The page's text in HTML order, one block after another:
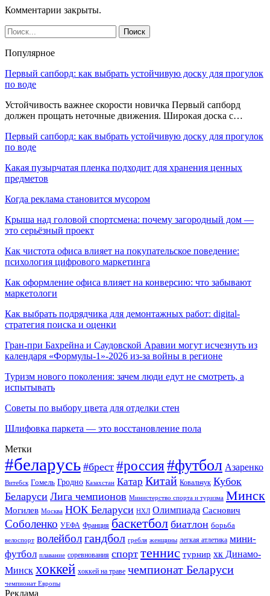
Комментарии закрыты.
Популярное
Первый сапборд: как выбрать устойчивую доску для прогулок
по воде
Устойчивость важнее скорости новичка Первый сапборд
должен прощать неточные движения. Широкая доска с…
Первый сапборд: как выбрать устойчивую доску для прогулок
по воде
Какая пузырчатая пленка подходит для хранения ценных
предметов
Когда реклама становится мусором
Крыша над головой спортсмена: почему загородный дом —
это серьёзный проект
Как чистота офиса влияет на покупательское поведение:
психология цифрового маркетинга
Как оформление офиса влияет на конверсию: что забывают
маркетологи
Как выбрать подрядчика для демонтажных работ: digital-
стратегия поиска и оценки
Гран-при Бахрейна и Саудовской Аравии могут исчезнуть из
календаря «Формулы-1»-2026 из-за войны в регионе
Туризм нового поколения: зачем люди едут не смотреть, а
испытывать
Советы по выбору цвета для отделки стен
Шлифовка паркета — это восстановление пола
Метки
#беларусь #брест #россия#футбол Азаренко
Витебск Гомель Гродно Казахстан Катар Китай Ковальчук Кубок
Беларуси Лига чемпионов Министерство спорта и туризма Минск
Могилев Москва НОК Беларуси НХЛ Олимпиада Саснович
Соболенко УЕФА Франция баскетбол биатлон борьба
велоспорт волейболгандбол гребля женщины легкая атлетика мини-
футбол плавание соревнования спорт теннис турнир хк Динамо-
Минск хоккей хоккей на траве чемпионат Беларуси
чемпионат Европы
Реклама